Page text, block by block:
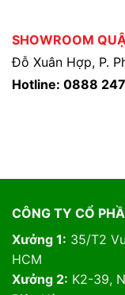
SHOWROOM
Đỗ Xuân Hợp, P.
Hotline: 0888
CÔNG TY CỔ
Xưởng 1: 35/T2
HCM
Xưởng 2: K2-39,